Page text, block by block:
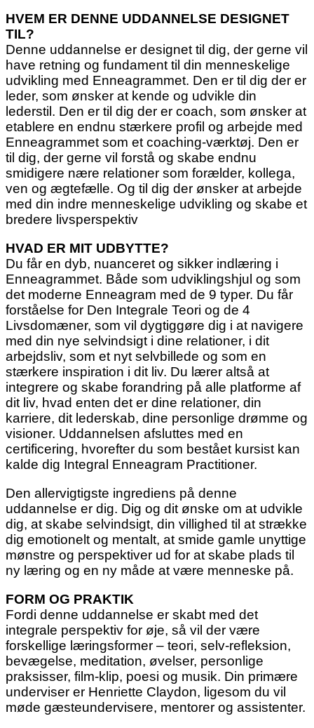
HVEM ER DENNE UDDANNELSE DESIGNET
TIL?
Denne uddannelse er designet til dig, der gerne vil
have retning og fundament til din menneskelige
udvikling med Enneagrammet. Den er til dig der er
leder, som ønsker at kende og udvikle din
lederstil. Den er til dig der er coach, som ønsker at
etablere en endnu stærkere profil og arbejde med
Enneagrammet som et coaching-værktøj. Den er
til dig, der gerne vil forstå og skabe endnu
smidigere nære relationer som forælder, kollega,
ven og ægtefælle. Og til dig der ønsker at arbejde
med din indre menneskelige udvikling og skabe et
bredere livsperspektiv
HVAD ER MIT UDBYTTE?
Du får en dyb, nuanceret og sikker indlæring i
Enneagrammet. Både som udviklingshjul og som
det moderne Enneagram med de 9 typer. Du får
forståelse for Den Integrale Teori og de 4
Livsdomæner, som vil dygtiggøre dig i at navigere
med din nye selvindsigt i dine relationer, i dit
arbejdsliv, som et nyt selvbillede og som en
stærkere inspiration i dit liv. Du lærer altså at
integrere og skabe forandring på alle platforme af
dit liv, hvad enten det er dine relationer, din
karriere, dit lederskab, dine personlige drømme og
visioner. Uddannelsen afsluttes med en
certificering, hvorefter du som bestået kursist kan
kalde dig Integral Enneagram Practitioner.
Den allervigtigste ingrediens på denne
uddannelse er dig. Dig og dit ønske om at udvikle
dig, at skabe selvindsigt, din villighed til at strække
dig emotionelt og mentalt, at smide gamle unyttige
mønstre og perspektiver ud for at skabe plads til
ny læring og en ny måde at være menneske på.
FORM OG PRAKTIK
Fordi denne uddannelse er skabt med det
integrale perspektiv for øje, så vil der være
forskellige læringsformer – teori, selv-refleksion,
bevægelse, meditation, øvelser, personlige
praksisser, film-klip, poesi og musik. Din primære
underviser er Henriette Claydon, ligesom du vil
møde gæsteundervisere, mentorer og assistenter.